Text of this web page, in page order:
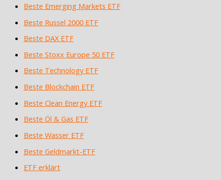
Beste Emerging Markets ETF
Beste Russel 2000 ETF
Beste DAX ETF
Beste Stoxx Europe 50 ETF
Beste Technology ETF
Beste Blockchain ETF
Beste Clean Energy ETF
Beste Öl & Gas ETF
Beste Wasser ETF
Beste Geldmarkt-ETF
ETF erklärt